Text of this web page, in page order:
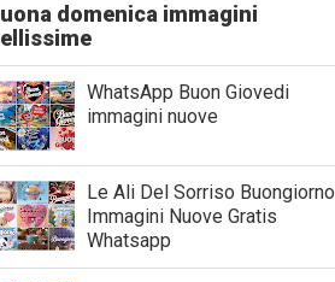
domenica immagini
WhatsApp Buon Giovedi
immagini nuove
Le Ali Del Sorriso Buongiorno
Immagini Nuove Gratis
Whatsapp